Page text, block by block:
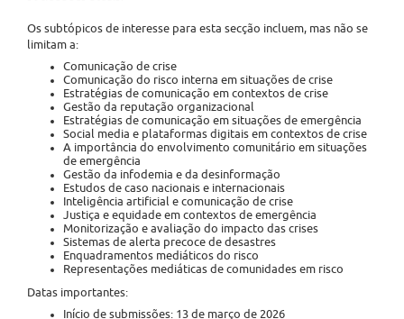
Os subtópicos de interesse para esta secção incluem, mas não se
limitam a:
Comunicação de crise
Comunicação do risco interna em situações de crise
Estratégias de comunicação em contextos de crise
Gestão da reputação organizacional
Estratégias de comunicação em situações de emergência
Social media e plataformas digitais em contextos de crise
A importância do envolvimento comunitário em situações
de emergência
Gestão da infodemia e da desinformação
Estudos de caso nacionais e internacionais
Inteligência artificial e comunicação de crise
Justiça e equidade em contextos de emergência
Monitorização e avaliação do impacto das crises
Sistemas de alerta precoce de desastres
Enquadramentos mediáticos do risco
Representações mediáticas de comunidades em risco
Datas importantes:
Início de submissões: 13 de março de 2026